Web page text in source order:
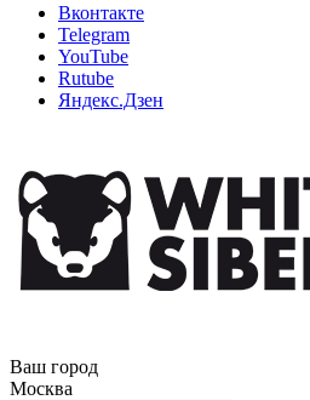
Вконтакте
Telegram
YouTube
Rutube
Яндекс.Дзен
Ваш город
Москва